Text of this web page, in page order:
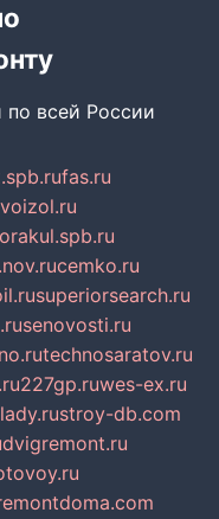
по всей России
fas.ru
orakul.spb.ru
cemko.ru
superiorsearch.ru
senovosti.ru
technosaratov.ru
227gp.ruwes-ex.ru
stroy-db.com
dvigremont.ru